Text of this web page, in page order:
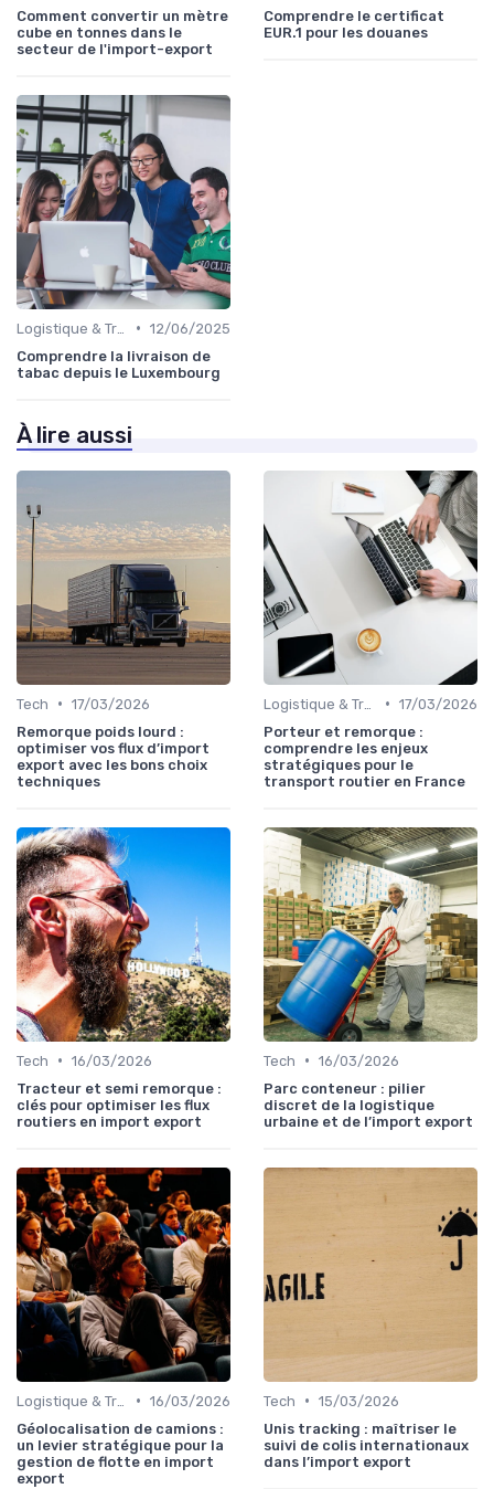
Comment convertir un mètre
cube en tonnes dans le
secteur de l'import-export
Comprendre le certificat
EUR.1 pour les douanes
• 12/06/2025
Comprendre la livraison de
tabac depuis le Luxembourg
À lire aussi
Tech • 17/03/2026
Remorque poids lourd :
optimiser vos flux d’import
export avec les bons choix
techniques
• 17/03/2026
Porteur et remorque :
comprendre les enjeux
stratégiques pour le
transport routier en France
Tech • 16/03/2026
Tracteur et semi remorque :
clés pour optimiser les flux
routiers en import export
Tech • 16/03/2026
Parc conteneur : pilier
discret de la logistique
urbaine et de l’import export
• 16/03/2026
Géolocalisation de camions :
un levier stratégique pour la
gestion de flotte en import
export
Tech • 15/03/2026
Unis tracking : maîtriser le
suivi de colis internationaux
dans l’import export